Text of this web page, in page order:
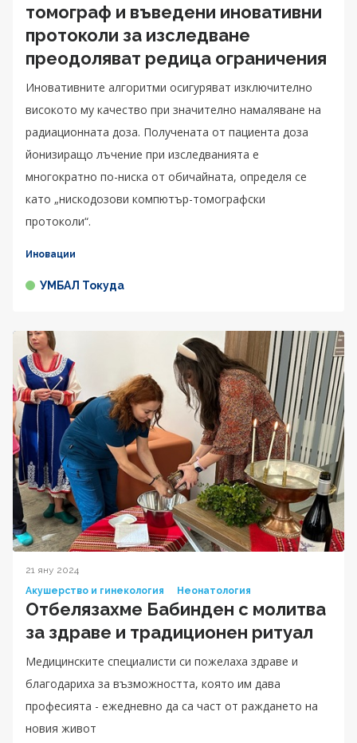
томограф и въведени иновативни
протоколи за изследване
преодоляват редица ограничения
Иновативните алгоритми осигуряват изключително
високото му качество при значително намаляване на
радиационната доза. Получената от пациента доза
йонизиращо лъчение при изследванията е
многократно по-ниска от обичайната, определя се
като „нискодозови компютър-томографски
протоколи“.
Иновации
УМБАЛ Токуда
21 яну 2024
Акушерство и гинекология
Неонатология
Отбелязахме Бабинден с молитва
за здраве и традиционен ритуал
Медицинските специалисти си пожелаха здраве и
благодариха за възможността, която им дава
професията - ежедневно да са част от раждането на
новия живот